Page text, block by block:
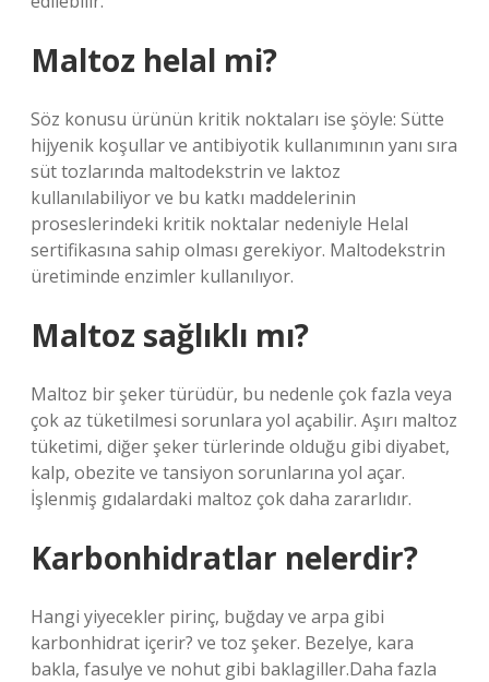
Maltoz helal mi?
Söz konusu ürünün kritik noktaları ise şöyle: Sütte
hijyenik koşullar ve antibiyotik kullanımının yanı sıra
süt tozlarında maltodekstrin ve laktoz
kullanılabiliyor ve bu katkı maddelerinin
proseslerindeki kritik noktalar nedeniyle Helal
sertifikasına sahip olması gerekiyor. Maltodekstrin
üretiminde enzimler kullanılıyor.
Maltoz sağlıklı mı?
Maltoz bir şeker türüdür, bu nedenle çok fazla veya
çok az tüketilmesi sorunlara yol açabilir. Aşırı maltoz
tüketimi, diğer şeker türlerinde olduğu gibi diyabet,
kalp, obezite ve tansiyon sorunlarına yol açar.
İşlenmiş gıdalardaki maltoz çok daha zararlıdır.
Karbonhidratlar nelerdir?
Hangi yiyecekler pirinç, buğday ve arpa gibi
karbonhidrat içerir? ve toz şeker. Bezelye, kara
bakla, fasulye ve nohut gibi baklagiller.Daha fazla